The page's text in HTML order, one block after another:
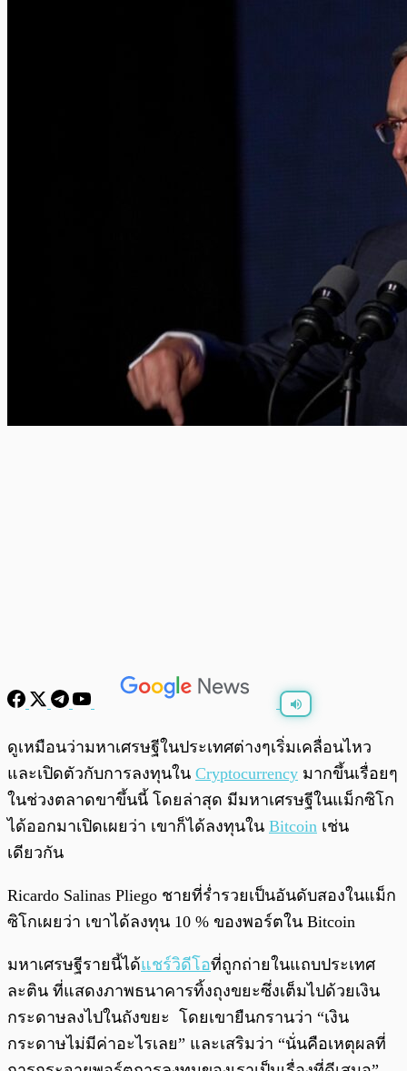
พร้อมเล่น 0:00 /0:00
ดูเหมือนว่ามหาเศรษฐีในประเทศต่างๆเริ่มเคลื่อนไหว
และเปิดตัวกับการลงทุนใน Cryptocurrency มากขึ้นเรื่อยๆ
ในช่วงตลาดขาขึ้นนี้ โดยล่าสุด มีมหาเศรษฐีในแม็กซิโก
ได้ออกมาเปิดเผยว่า เขาก็ได้ลงทุนใน Bitcoin เช่น
เดียวกัน
Ricardo Salinas Pliego ชายที่ร่ำรวยเป็นอันดับสองในแม็ก
ซิโกเผยว่า เขาได้ลงทุน 10 % ของพอร์ตใน Bitcoin
มหาเศรษฐีรายนี้ได้แชร์วิดีโอที่ถูกถ่ายในแถบประเทศ
ละติน ที่แสดงภาพธนาคารทิ้งถุงขยะซึ่งเต็มไปด้วยเงิน
กระดาษลงไปในถังขยะ โดยเขายืนกรานว่า “เงิน
กระดาษไม่มีค่าอะไรเลย” และเสริมว่า “นั่นคือเหตุผลที่